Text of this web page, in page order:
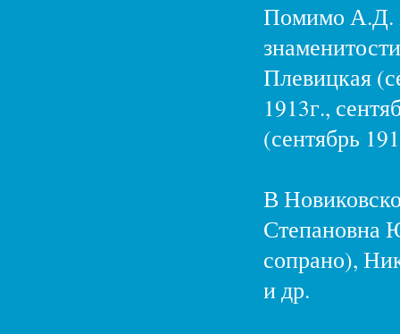
Помимо А.Д.
Плевицкая
1913г.,
(сентябрь
В
Степановна
сопрано),
и др.